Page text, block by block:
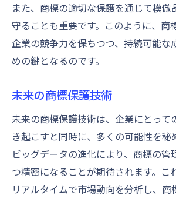
また、商標の適切な保護を通じて模倣
守ることも重要です。このように、商
企業の競争力を保ちつつ、持続可能な
めの鍵となるのです。
未来の商標保護技術
未来の商標保護技術は、企業にとって
き起こすと同時に、多くの可能性を秘
ビッグデータの進化により、商標の管
つ精密になることが期待されます。こ
リアルタイムで市場動向を分析し、商